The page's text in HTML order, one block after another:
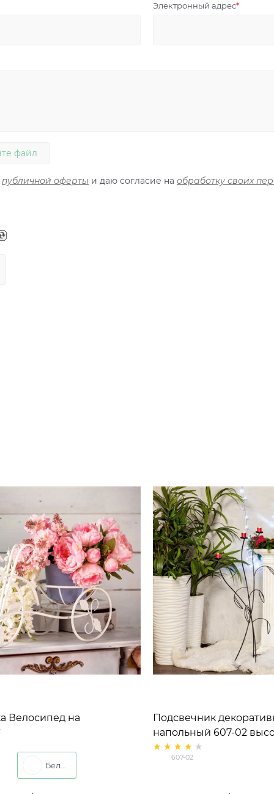
Электронный адрес
файл
публичной оферты и даю согласие на обработку своих
Велосипед на
14-861 цвет белый
Подсвечник
напольный 607-02
607-02